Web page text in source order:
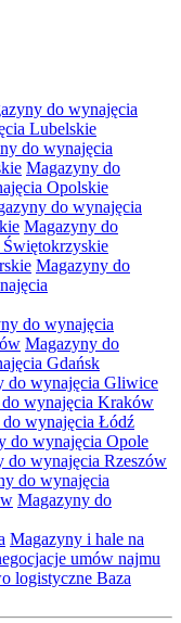
do wynajęcia
Lubelskie
do wynajęcia
Magazyny do
Opolskie
do wynajęcia
Magazyny do
Magazyny do
do wynajęcia
Magazyny do
Gdańsk
do wynajęcia Gliwice
wynajęcia Kraków
wynajęcia Łódź
do wynajęcia Opole
do wynajęcia Rzeszów
do wynajęcia
Magazyny do
Magazyny i hale na
umów najmu
logistyczne Baza